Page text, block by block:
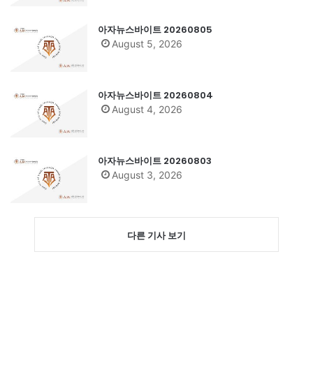
아자뉴스바이트 20260805
August 5, 2026
아자뉴스바이트 20260804
August 4, 2026
아자뉴스바이트 20260803
August 3, 2026
다른 기사 보기